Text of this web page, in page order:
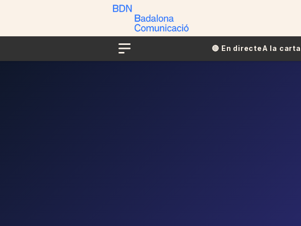
Menu
🔴​​ En directeA la carta